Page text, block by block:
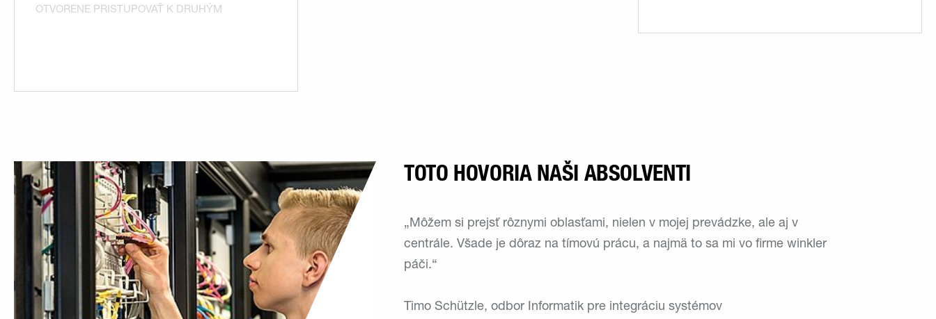
OTVORENE PRISTUPOVAŤ K DRUHÝM
TOTO HOVORIA NAŠI ABSOLVENTI
„Môžem si prejsť rôznymi oblasťami, nielen v mojej prevádzke, ale aj v
centrále. Všade je dôraz na tímovú prácu, a najmä to sa mi vo firme winkler
páči.“
Timo Schützle, odbor Informatik pre integráciu systémov